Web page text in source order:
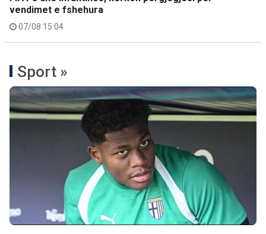
vendimet e fshehura
07/08 15:04
Sport »